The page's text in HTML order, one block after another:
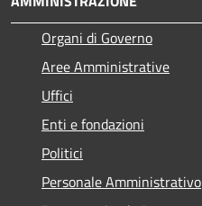
Organi di Governo
Aree Amministrative
Uffici
Enti e fondazioni
Politici
Personale Amministrativo